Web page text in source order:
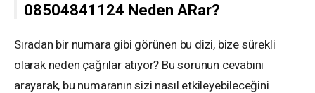
08504841124 Neden ARar?
Sıradan bir numara gibi görünen bu dizi, bize sürekli
olarak neden çağrılar atıyor? Bu sorunun cevabını
arayarak, bu numaranın sizi nasıl etkileyebileceğini